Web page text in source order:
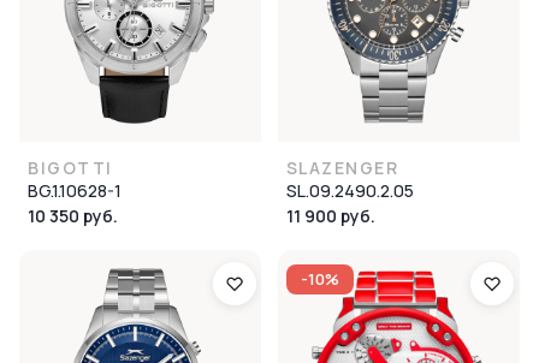
BIGOTTI
BG.1.10628-1
10 350 руб.
SLAZENGER
SL.09.2490.2.05
11 900 руб.
-10%